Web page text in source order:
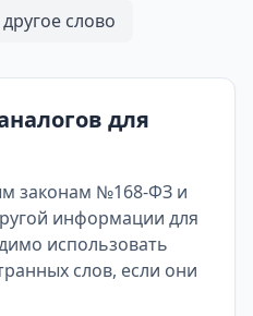
слово
для
законам №168-ФЗ и
информации для
использовать
слов, если они